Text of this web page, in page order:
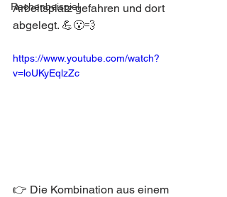
Rechenbeispiel
Arbeitsplatz gefahren und dort
abgelegt. 💪😮‍💨
https://www.youtube.com/watch?
v=loUKyEqlzZc
👉 Die Kombination aus einem